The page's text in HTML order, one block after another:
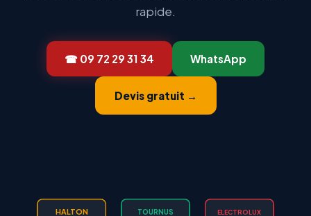
rapide.
☎ 09 72 29 31 34 WhatsApp
Devis gratuit →
HALTON TOURNUS ELECTROLUX